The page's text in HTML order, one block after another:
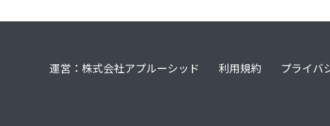
運営：株式会社アプルーシッド 利用規約 プライバ